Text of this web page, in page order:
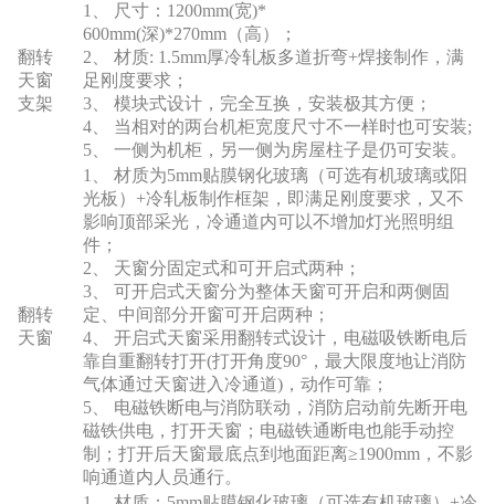
翻转
天窗
支架
1、 尺寸：1200mm(宽)*
600mm(深)*270mm（高）；
2、 材质: 1.5mm厚冷轧板多道折弯+焊接制作，满
足刚度要求；
3、 模块式设计，完全互换，安装极其方便；
4、 当相对的两台机柜宽度尺寸不一样时也可安装;
5、 一侧为机柜，另一侧为房屋柱子是仍可安装。
翻转
天窗
1、 材质为5mm贴膜钢化玻璃（可选有机玻璃或阳
光板）+冷轧板制作框架，即满足刚度要求，又不
影响顶部采光，冷通道内可以不增加灯光照明组
件；
2、 天窗分固定式和可开启式两种；
3、 可开启式天窗分为整体天窗可开启和两侧固
定、中间部分开窗可开启两种；
4、 开启式天窗采用翻转式设计，电磁吸铁断电后
靠自重翻转打开(打开角度90°，最大限度地让消防
气体通过天窗进入冷通道)，动作可靠；
5、 电磁铁断电与消防联动，消防启动前先断开电
磁铁供电，打开天窗；电磁铁通断电也能手动控
制；打开后天窗最底点到地面距离≥1900mm，不影
响通道内人员通行。